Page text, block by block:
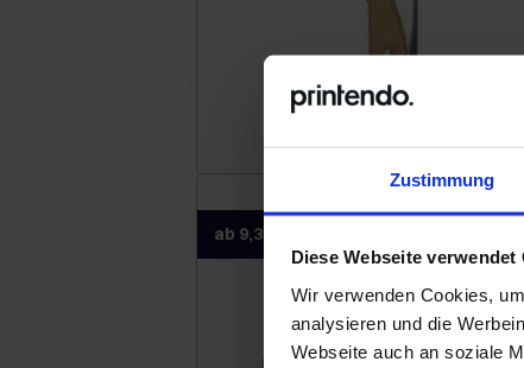
Zustimmung
Diese Webseite verwendet
Wir verwenden Cookies,
analysieren und die
Webseite auch an soziale
ab 9,35 €